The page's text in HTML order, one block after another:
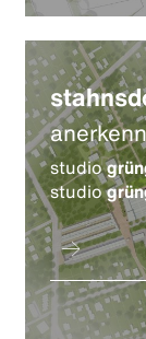
studio
studio